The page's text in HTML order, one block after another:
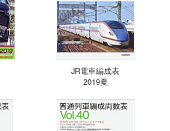
JR電車編成表
2019夏